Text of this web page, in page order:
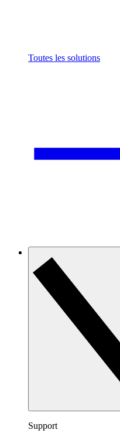
Toutes les solutions
Support